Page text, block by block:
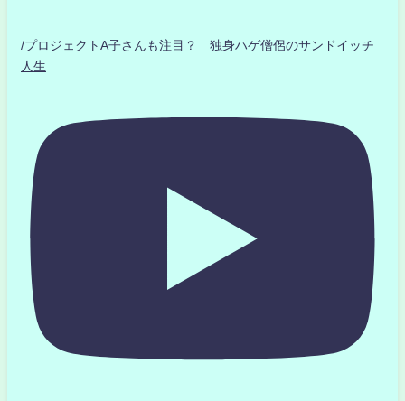
/プロジェクトA子さんも注目？ 独身ハゲ僧侶のサンドイッチ
人生